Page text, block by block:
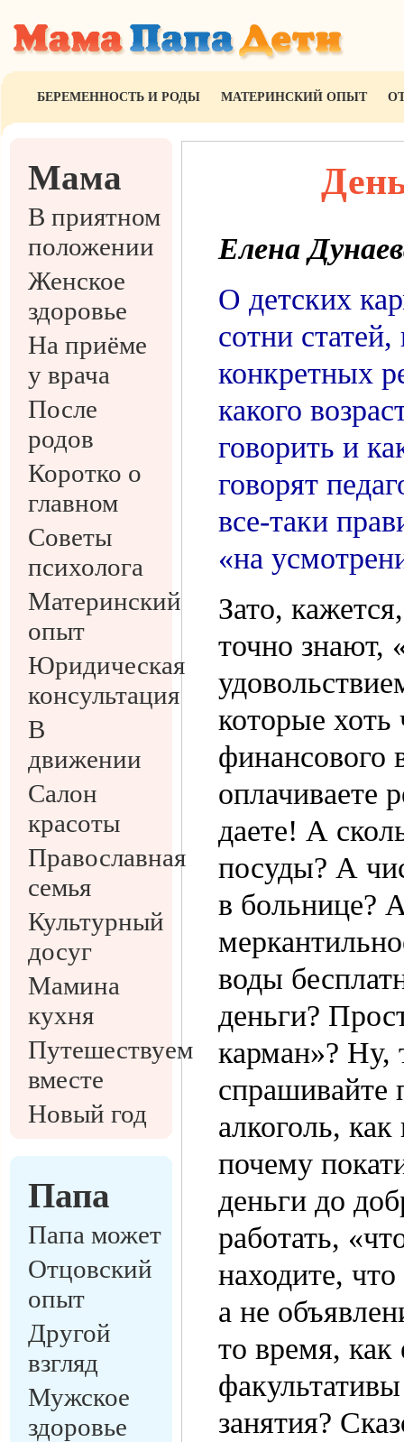
БЕРЕМЕННОСТЬ И РОДЫ МАТЕРИНСКИЙ ОПЫТ
Мама
В приятном
положении
Женское
здоровье
На приёме
у врача
После
родов
Коротко о
главном
Советы
психолога
Материнский
опыт
Юридическая
консультация
В
движении
Салон
красоты
Православная
семья
Культурный
досуг
Мамина
кухня
Путешествуем
вместе
Новый год
Папа
Папа может
Отцовский
опыт
Другой
взгляд
Мужское
здоровье
Елена
О детских
сотни
конкретных
какого
говорить и
говорят
все-таки
«на
Зато,
точно знают,
которые хоть
финансового
оплачиваете
даете! А
посуды? А
в больнице?
воды
деньги?
карман»? Ну,
спрашивайте
алкоголь,
почему
деньги до
работать,
находите,
а не
то время, как
занятия?